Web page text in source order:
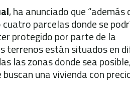
, ha anunciado que “además
parcelas donde se
protegido por parte de la
terrenos están situados en
las zonas donde sea
una vivienda con